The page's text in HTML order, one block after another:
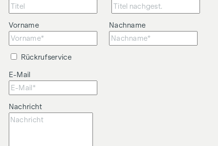
Vorname Nachname
Rückrufservice
E-Mail
Nachricht